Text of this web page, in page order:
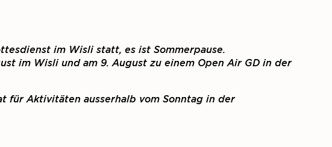
im Wisli statt, es ist Sommerpause.
im Wisli und am 9. August zu einem Open Air GD in der
für Aktivitäten ausserhalb vom Sonntag in der